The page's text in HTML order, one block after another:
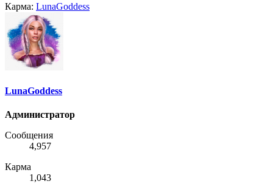
Карма: LunaGoddess
LunaGoddess
Администратор
Сообщения
4,957
Карма
1,043